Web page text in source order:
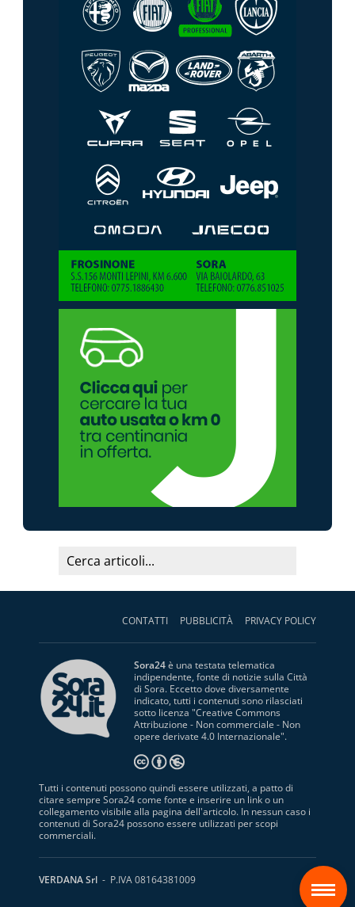
CONTATTI PUBBLICITÀ PRIVACY POLICY
Sora24è una testata telematica
indipendente, fonte di notizie sulla Città
di Sora. Eccetto dove diversamente
indicato, tutti i contenuti sono rilasciati
sotto licenza "Creative Commons
Attribuzione - Non commerciale - Non
opere derivate 4.0 Internazionale".
Tutti i contenuti possono quindi essere utilizzati, a patto di
citare sempre Sora24 come fonte e inserire un link o un
collegamento visibile alla pagina dell'articolo. In nessun caso i
contenuti di Sora24 possono essere utilizzati per scopi
commerciali.
VERDANA Srl - P.IVA 08164381009